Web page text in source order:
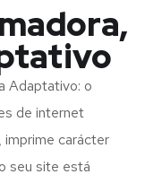
Adaptativo: o
de internet
carácter
seu site está